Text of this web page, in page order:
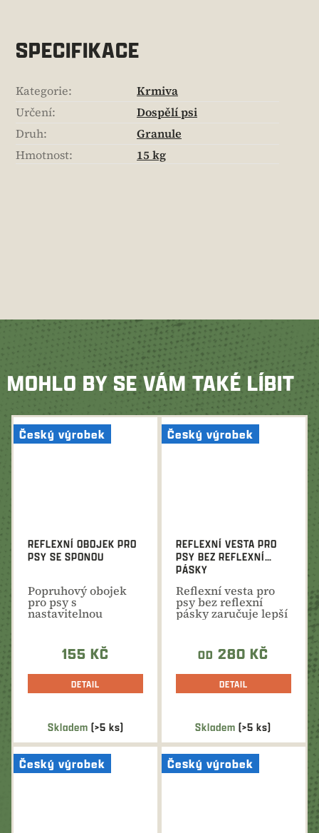
SPECIFIKACE
Kategorie:
Krmiva
Určení:
Dospělí psi
Druh:
Granule
Hmotnost: 15 kg
MOHLO BY SE VÁM TAKÉ LÍBIT
Český výrobek
Skladem (>5 ks)
REFLEXNÍ OBOJEK PRO
PSY SE SPONOU
Popruhový obojek
pro psy s
nastavitelnou
155 KČ
DETAIL
Český výrobek
Skladem(>5 ks)
REFLEXNÍ VESTA PRO
PSY BEZ REFLEXNÍ
PÁSKY
Reflexní vesta pro
psy bez reflexní
pásky zaručuje lepší
viditelnost při...
OD 280 KČ
DETAIL
Český výrobek Český výrobek